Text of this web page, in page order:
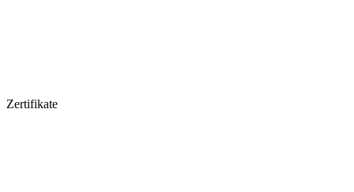
Zertifikate